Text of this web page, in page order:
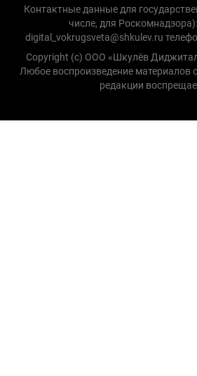
Контактные данные для
числе, для
digital_vokrugsveta@shkulev.ru
Copyright (с) ООО «Шкулёв Диджитал
Любое воспроизведение материалов
редакции